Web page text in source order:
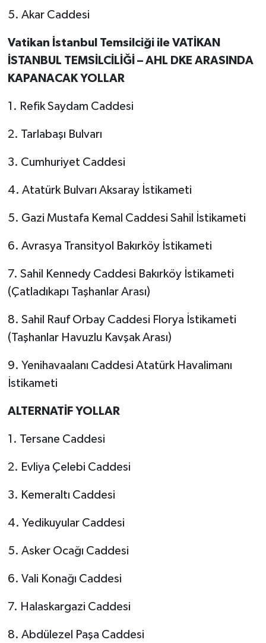
5. Akar Caddesi
Vatikan İstanbul Temsilciği ile VATİKAN
İSTANBUL TEMSİLCİLİĞİ – AHL DKE ARASINDA
KAPANACAK YOLLAR
1. Refik Saydam Caddesi
2. Tarlabaşı Bulvarı
3. Cumhuriyet Caddesi
4. Atatürk Bulvarı Aksaray İstikameti
5. Gazi Mustafa Kemal Caddesi Sahil İstikameti
6. Avrasya Transityol Bakırköy İstikameti
7. Sahil Kennedy Caddesi Bakırköy İstikameti
(Çatladıkapı Taşhanlar Arası)
8. Sahil Rauf Orbay Caddesi Florya İstikameti
(Taşhanlar Havuzlu Kavşak Arası)
9. Yenihavaalanı Caddesi Atatürk Havalimanı
İstikameti
ALTERNATİF YOLLAR
1. Tersane Caddesi
2. Evliya Çelebi Caddesi
3. Kemeraltı Caddesi
4. Yedikuyular Caddesi
5. Asker Ocağı Caddesi
6. Vali Konağı Caddesi
7. Halaskargazi Caddesi
8. Abdülezel Paşa Caddesi